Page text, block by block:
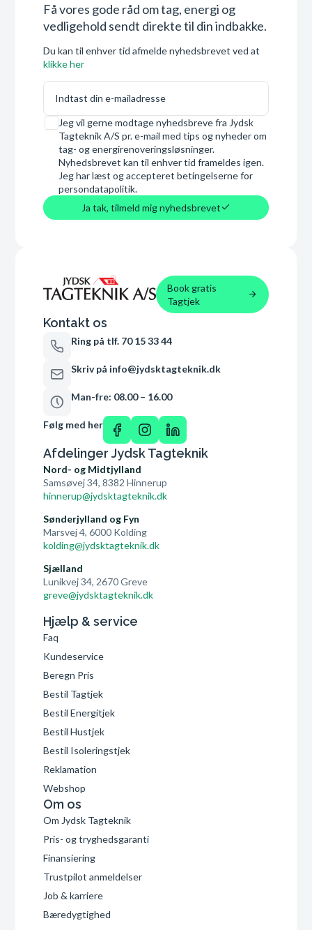
Få vores gode råd om tag, energi og
vedligehold sendt direkte til din indbakke.
Du kan til enhver tid afmelde nyhedsbrevet ved at
klikke her
E-mail
Samtykke
Jeg vil gerne modtage nyhedsbreve fra Jydsk
Tagteknik A/S pr. e-mail med tips og nyheder om
tag- og energirenoveringsløsninger.
Nyhedsbrevet kan til enhver tid frameldes igen.
Jeg har læst og accepteret betingelserne for
persondatapolitik.
Ja tak, tilmeld mig nyhedsbrevet
Book gratis
Tagtjek
Kontakt os
Ring på tlf. 70 15 33 44
Skriv på info@jydsktagteknik.dk
Man-fre: 08.00 – 16.00
Følg med her
Afdelinger Jydsk Tagteknik
Nord- og Midtjylland
Samsøvej 34, 8382 Hinnerup
hinnerup@jydsktagteknik.dk
Sønderjylland og Fyn
Marsvej 4, 6000 Kolding
kolding@jydsktagteknik.dk
Sjælland
Lunikvej 34, 2670 Greve
greve@jydsktagteknik.dk
Hjælp & service
Faq
Kundeservice
Beregn Pris
Bestil Tagtjek
Bestil Energitjek
Bestil Hustjek
Bestil Isoleringstjek
Reklamation
Webshop
Om os
Om Jydsk Tagteknik
Pris- og tryghedsgaranti
Finansiering
Trustpilot anmeldelser
Job & karriere
Bæredygtighed